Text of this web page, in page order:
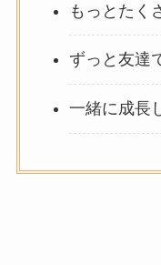
もっとたく
ずっと友達
一緒に成長